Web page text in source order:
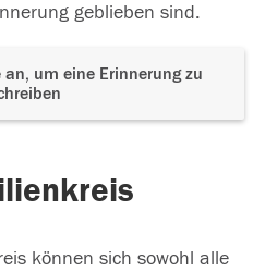
geblieben sind.
um eine Erinnerung zu
können sich sowohl alle